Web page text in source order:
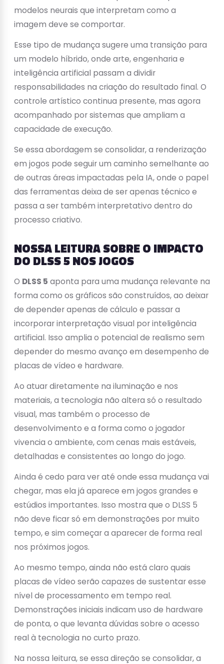
modelos neurais que interpretam como a
imagem deve se comportar.
Esse tipo de mudança sugere uma transição para
um modelo híbrido, onde arte, engenharia e
inteligência artificial passam a dividir
responsabilidades na criação do resultado final. O
controle artístico continua presente, mas agora
acompanhado por sistemas que ampliam a
capacidade de execução.
Se essa abordagem se consolidar, a renderização
em jogos pode seguir um caminho semelhante ao
de outras áreas impactadas pela IA, onde o papel
das ferramentas deixa de ser apenas técnico e
passa a ser também interpretativo dentro do
processo criativo.
NOSSA LEITURA SOBRE O IMPACTO
DO DLSS 5 NOS JOGOS
O DLSS 5 aponta para uma mudança relevante na
forma como os gráficos são construídos, ao deixar
de depender apenas de cálculo e passar a
incorporar interpretação visual por inteligência
artificial. Isso amplia o potencial de realismo sem
depender do mesmo avanço em desempenho de
placas de vídeo e hardware.
Ao atuar diretamente na iluminação e nos
materiais, a tecnologia não altera só o resultado
visual, mas também o processo de
desenvolvimento e a forma como o jogador
vivencia o ambiente, com cenas mais estáveis,
detalhadas e consistentes ao longo do jogo.
Ainda é cedo para ver até onde essa mudança vai
chegar, mas ela já aparece em jogos grandes e
estúdios importantes. Isso mostra que o DLSS 5
não deve ficar só em demonstrações por muito
tempo, e sim começar a aparecer de forma real
nos próximos jogos.
Ao mesmo tempo, ainda não está claro quais
placas de vídeo serão capazes de sustentar esse
nível de processamento em tempo real.
Demonstrações iniciais indicam uso de hardware
de ponta, o que levanta dúvidas sobre o acesso
real à tecnologia no curto prazo.
Na nossa leitura, se essa direção se consolidar, a